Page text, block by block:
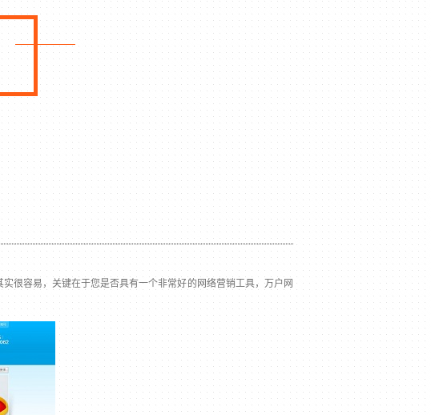
容易，关键在于您是否具有一个非常好的网络营销工具，万户网